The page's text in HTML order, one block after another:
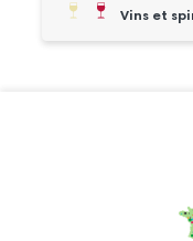
Vins et